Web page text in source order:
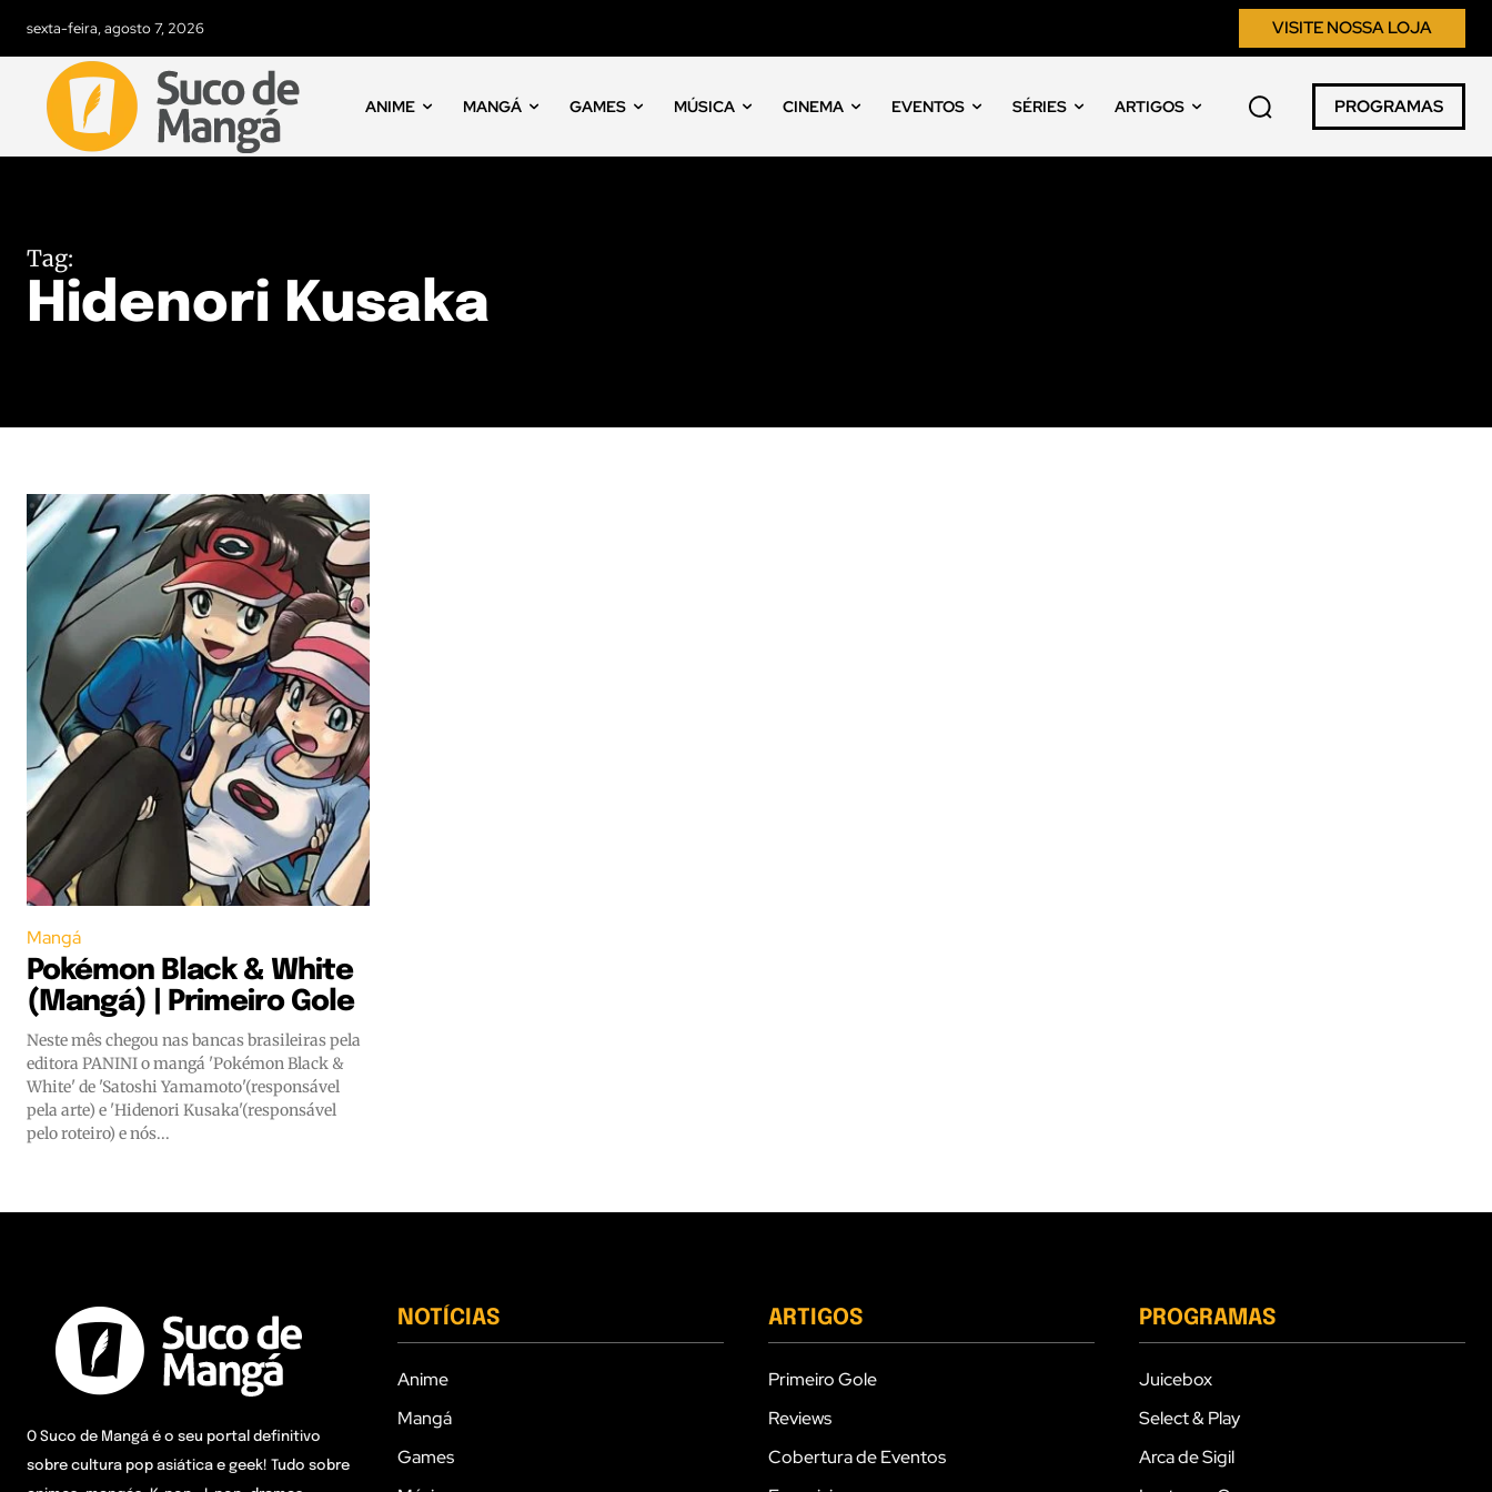
sexta-feira, agosto 7, 2026 VISITE NOSSA LOJA
ANIME MANGÁ GAMES MÚSICA CINEMA EVENTOS SÉRIES ARTIGOS PROGRAMAS
Tag:
Hidenori Kusaka
Mangá
Pokémon Black & White
(Mangá) | Primeiro Gole
Neste mês chegou nas bancas brasileiras pela
editora PANINI o mangá 'Pokémon Black &
White' de 'Satoshi Yamamoto'(responsável
pela arte) e 'Hidenori Kusaka'(responsável
pelo roteiro) e nós...
O Suco de Mangá é o seu portal definitivo
sobre cultura pop asiática e geek! Tudo sobre
NOTÍCIAS
Anime
Mangá
Games
ARTIGOS
Primeiro Gole
Reviews
Cobertura de Eventos
PROGRAMAS
Juicebox
Select & Play
Arca de Sigil